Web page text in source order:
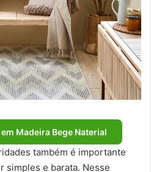
Madeira Bege Naterial
também é importante
simples e barata. Nesse